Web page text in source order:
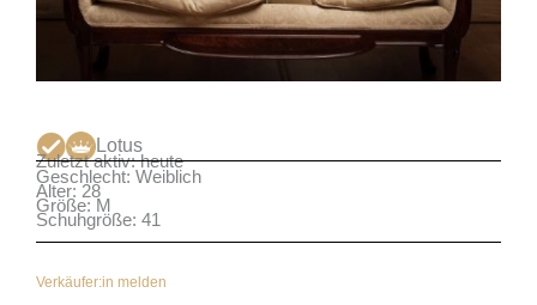
Lotus
Zuletzt aktiv: heute
Geschlecht: Weiblich
Alter: 28
Größe: M
Schuhgröße: 41
Verkäufer:in melden